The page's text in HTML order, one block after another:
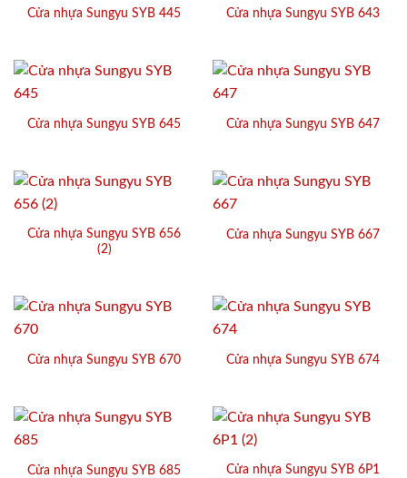
Cửa nhựa Sungyu SYB 445 Cửa nhựa Sungyu SYB 643
Cửa nhựa Sungyu SYB 645 Cửa nhựa Sungyu SYB 647
Cửa nhựa Sungyu SYB 656
(2)
Cửa nhựa Sungyu SYB 667
Cửa nhựa Sungyu SYB 670 Cửa nhựa Sungyu SYB 674
Cửa nhựa Sungyu SYB 685
Cửa nhựa Sungyu SYB 6P1